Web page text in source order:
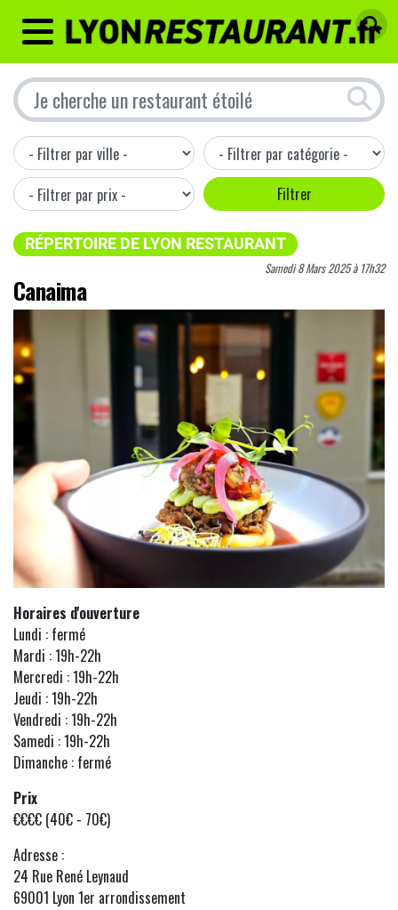
MENU
RÉPERTOIRE DE LYON RESTAURANT
Samedi 8 Mars 2025 à 17h32
Canaima
Horaires d'ouverture
Lundi : fermé
Mardi : 19h-22h
Mercredi : 19h-22h
Jeudi : 19h-22h
Vendredi : 19h-22h
Samedi : 19h-22h
Dimanche : fermé
Prix
€€€€ (40€ - 70€)
Adresse :
24 Rue René Leynaud
69001 Lyon 1er arrondissement